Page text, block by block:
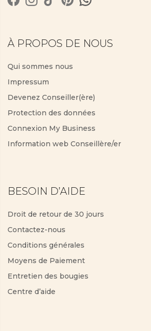
À PROPOS DE NOUS
Qui sommes nous
Impressum
Devenez Conseiller(ère)
Protection des données
Connexion My Business
Information web Conseillère/er
BESOIN D’AIDE
Droit de retour de 30 jours
Contactez-nous
Conditions générales
Moyens de Paiement
Entretien des bougies
Centre d’aide